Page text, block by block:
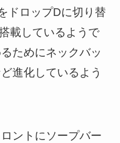
ドロップDに切り替
載しているようで
ためにネックバッ
進化しているよう
ントにソープバー